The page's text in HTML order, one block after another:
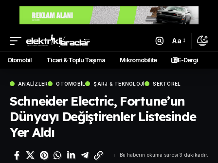
Aa
Otomobil Ticari & Toplu Taşıma Mikromobilite E-Dergi
ANALIZLER OTOMOBIL ŞARJ & TEKNOLOJI SEKTÖREL
Schneider Electric, Fortune’un
Dünyayı Değiştirenler Listesinde
Yer Aldı
Bu haberin okuma süresi 3 dakikadır.